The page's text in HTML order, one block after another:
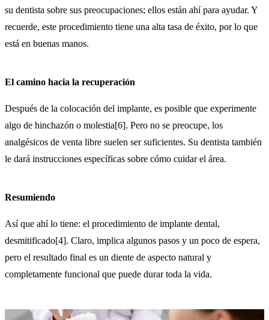
su dentista sobre sus preocupaciones; ellos están ahí para ayudar. Y
recuerde, este procedimiento tiene una alta tasa de éxito, por lo que
está en buenas manos.
El camino hacia la recuperación
Después de la colocación del implante, es posible que experimente
algo de hinchazón o molestia[6]. Pero no se preocupe, los
analgésicos de venta libre suelen ser suficientes. Su dentista también
le dará instrucciones específicas sobre cómo cuidar el área.
Resumiendo
Así que ahí lo tiene: el procedimiento de implante dental,
desmitificado[4]. Claro, implica algunos pasos y un poco de espera,
pero el resultado final es un diente de aspecto natural y
completamente funcional que puede durar toda la vida.